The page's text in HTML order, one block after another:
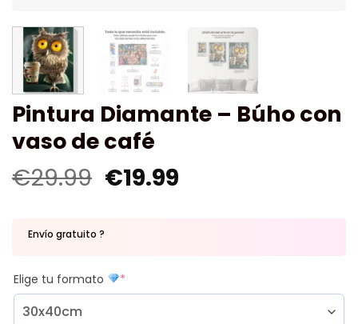
Pintura Diamante – Búho con
vaso de café
€29.99 €19.99
Envío gratuito ?
Elige tu formato *